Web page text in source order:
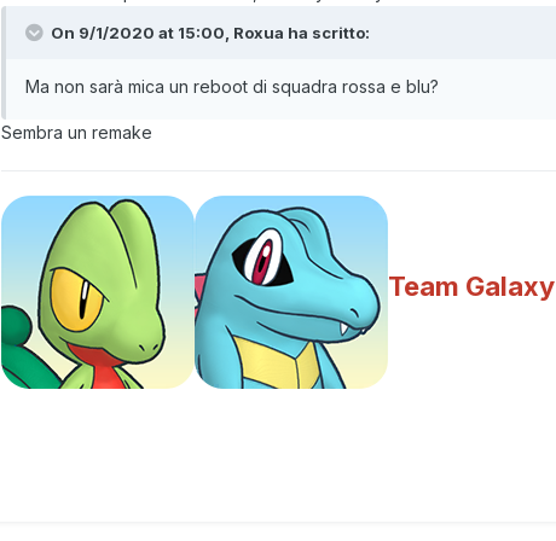
On 9/1/2020 at 15:00, Roxua ha scritto:
Ma non sarà mica un reboot di squadra rossa e blu?
Sembra un remake
Team Galaxy